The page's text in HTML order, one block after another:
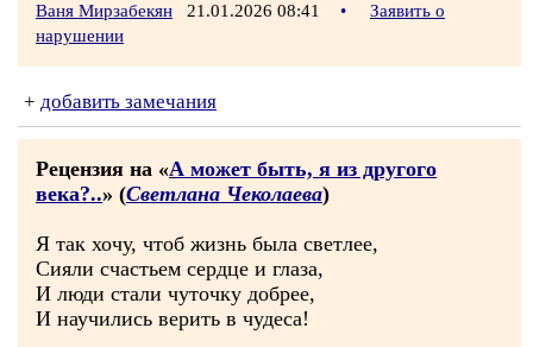
Ваня Мирзабекян 21.01.2026 08:41 •
Заявить о
нарушении
+ добавить замечания
Рецензия на «А может быть, я из другого
века?..» (Светлана Чеколаева)
Я так хочу, чтоб жизнь была светлее,
Сияли счастьем сердце и глаза,
И люди стали чуточку добрее,
И научились верить в чудеса!